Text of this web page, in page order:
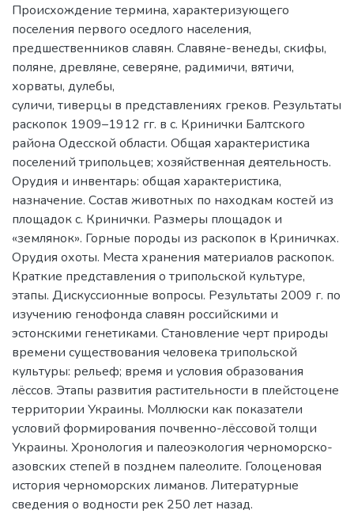
Происхождение термина, характеризующего
поселения первого оседлого населения,
предшественников славян. Славяне-венеды, скифы,
поляне, древляне, северяне, радимичи, вятичи,
хорваты, дулебы,
суличи, тиверцы в представлениях греков. Результаты
раскопок 1909–1912 гг. в с. Кринички Балтского
района Одесской области. Общая характеристика
поселений трипольцев; хозяйственная деятельность.
Орудия и инвентарь: общая характеристика,
назначение. Состав животных по находкам костей из
площадок с. Кринички. Размеры площадок и
«землянок». Горные породы из раскопок в Криничках.
Орудия охоты. Места хранения материалов раскопок.
Краткие представления о трипольской культуре,
этапы. Дискуссионные вопросы. Результаты 2009 г. по
изучению генофонда славян российскими и
эстонскими генетиками. Становление черт природы
времени существования человека трипольской
культуры: рельеф; время и условия образования
лёссов. Этапы развития растительности в плейстоцене
территории Украины. Моллюски как показатели
условий формирования почвенно-лёссовой толщи
Украины. Хронология и палеоэкология черноморско-
азовских степей в позднем палеолите. Голоценовая
история черноморских лиманов. Литературные
сведения о водности рек 250 лет назад.